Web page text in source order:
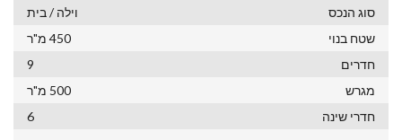
סוג הנכס
וילה / בית
שטח בנוי
450 מ"ר
חדרים
9
מגרש
500 מ"ר
חדרי שינה
6